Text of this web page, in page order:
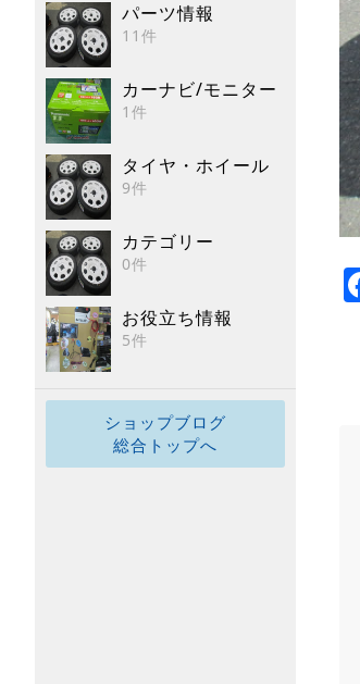
パーツ情報
11件
カーナビ/モニター
1件
タイヤ・ホイール
9件
カテゴリー
0件
お役立ち情報
5件
ショップブログ
総合トップへ